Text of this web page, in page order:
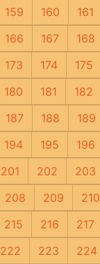
159 160 161
166 167 168
173 174 175
180 181 182
187 188 189
194 195 196
201 202 203
208 209 210
215 216 217
222 223 224